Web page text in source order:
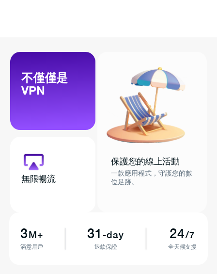
不僅僅是
VPN
無限暢流
保護您的線上活動
一款應用程式，守護您的數
位足跡。
3M+
滿意用戶
31 -day
退款保證
24/7
全天候支援